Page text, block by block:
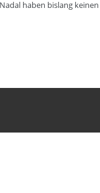
haben bislang